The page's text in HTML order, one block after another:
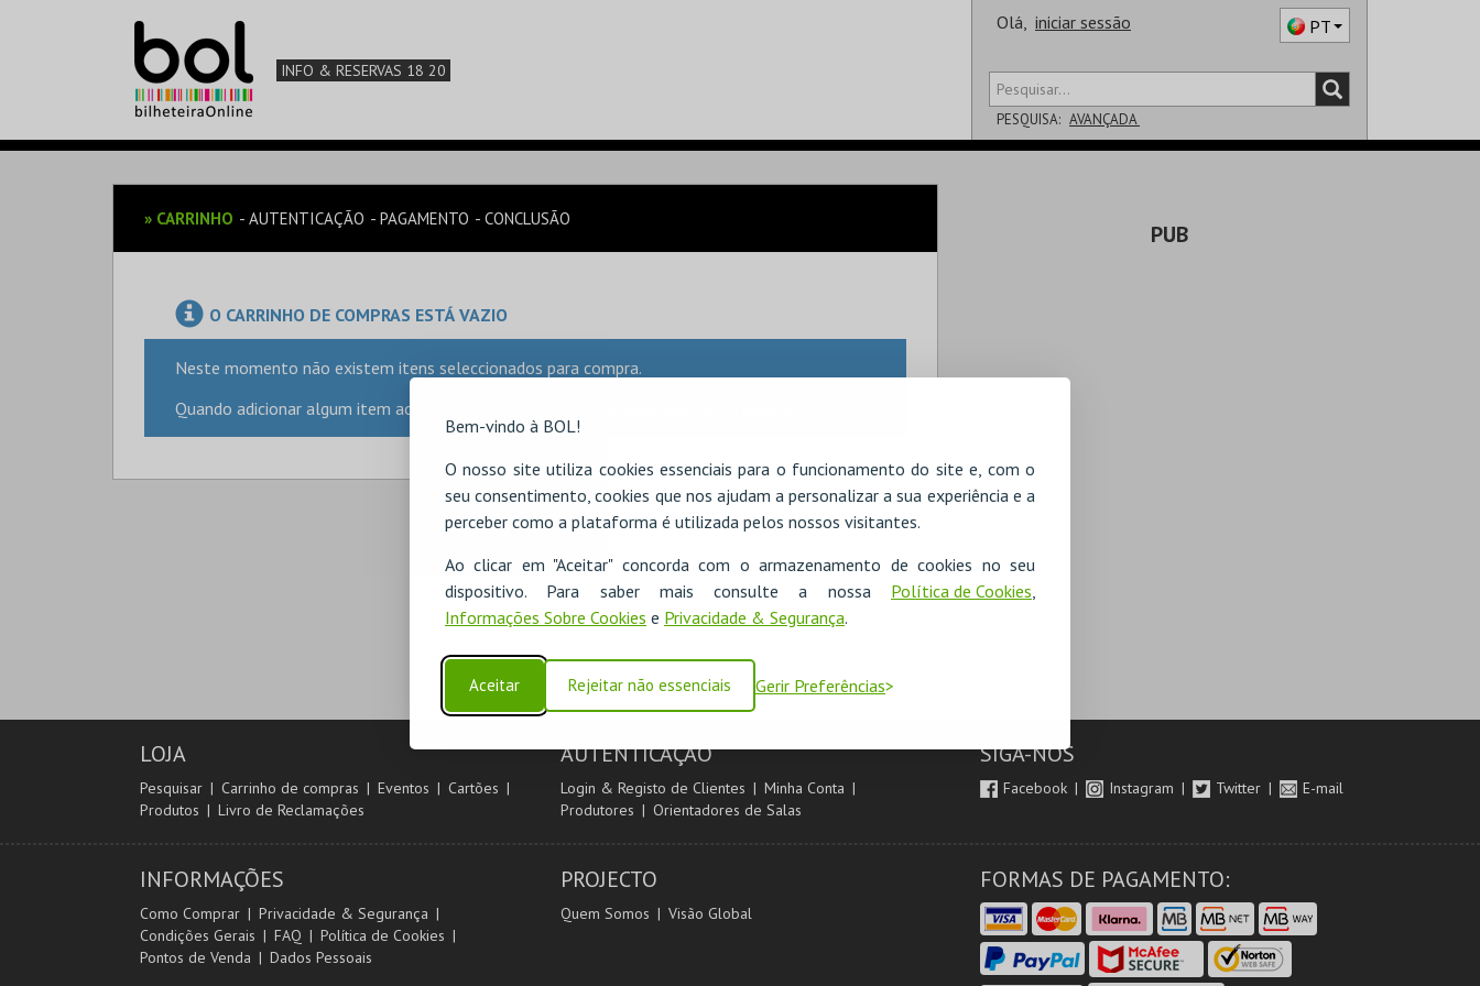
Bem-vindo à BOL!
O nosso site utiliza cookies essenciais para o funcionamento do site e, com o
seu consentimento, cookies que nos ajudam a personalizar a sua experiência e a
perceber como a plataforma é utilizada pelos nossos visitantes.
Ao clicar em "Aceitar" concorda com o armazenamento de cookies no seu
dispositivo. Para saber mais consulte a nossa Política de Cookies,
Informações Sobre Cookies e Privacidade & Segurança.
Aceitar Rejeitar não essenciais Gerir Preferências
INFO & RESERVAS 18 20
Olá, iniciar sessão PT
PESQUISA: AVANÇADA
» CARRINHO AUTENTICAÇÃO PAGAMENTO CONCLUSÃO
O CARRINHO DE COMPRAS ESTÁ VAZIO
Neste momento não existem itens seleccionados para compra.
Quando adicionar algum item ao seu carrinho, este irá ser apresentado nesta página.
PUB
LOJA
Pesquisar Carrinho de compras Eventos
Cartões
Produtos
Livro de Reclamações
AUTENTICAÇÃO
Login & Registo de Clientes
Minha Conta
Produtores
Orientadores de Salas
SIGA-NOS
Facebook Instagram Twitter E-mail
INFORMAÇÕES
Como Comprar
Privacidade & Segurança
Condições Gerais
FAQ
Política de Cookies
Pontos de Venda
Dados Pessoais
PROJECTO
Quem Somos Visão Global
FORMAS DE PAGAMENTO: